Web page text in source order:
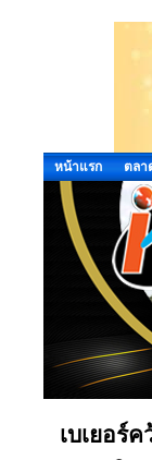
หน้าแรก ตลา
เบเยอร์